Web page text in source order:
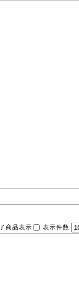
商品表示 表示件数